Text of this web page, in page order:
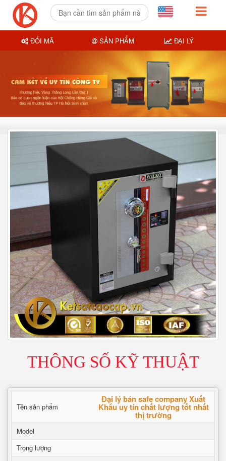
THÔNG SỐ KỸ THUẬT
Tên sản phẩm
Đại lý bán safe company Xuất
Khẩu uy tín chất lượng tốt nhất
thị trường
Model
Trọng lượng
ĐỔI MÃ SẢN PHẨM ĐẠI LÝ